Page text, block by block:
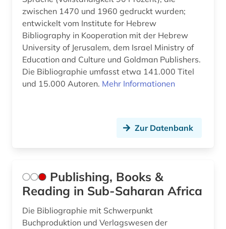
zwischen 1470 und 1960 gedruckt wurden;
entwickelt vom Institute for Hebrew
Bibliography in Kooperation mit der Hebrew
University of Jerusalem, dem Israel Ministry of
Education and Culture und Goldman Publishers.
Die Bibliographie umfasst etwa 141.000 Titel
und 15.000 Autoren. Mehr Informationen
Zur Datenbank
Publishing, Books &
Reading in Sub-Saharan Africa
Die Bibliographie mit Schwerpunkt
Buchproduktion und Verlagswesen der